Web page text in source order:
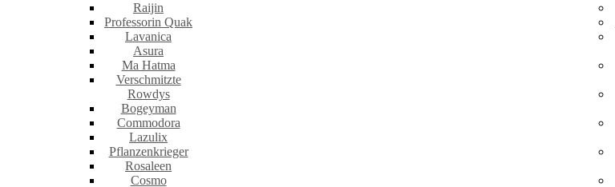
Raijin
Professorin Quak
Lavanica
Asura
Ma Hatma
Verschmitzte
Rowdys
Bogeyman
Commodora
Lazulix
Pflanzenkrieger
Rosaleen
Cosmo